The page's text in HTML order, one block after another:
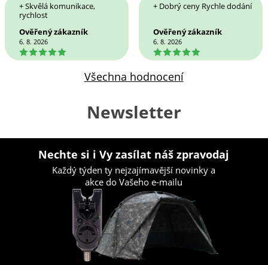
+ Skvělá komunikace,
rychlost
Ověřený zákazník
6. 8. 2026
5
+ Dobrý ceny Rychle dodání
Ověřený zákazník
6. 8. 2026
5
Všechna hodnocení
Newsletter
Nechte si i Vy zasílat náš zpravodaj
Každý týden ty nejzajímavější novinky a
akce do Vašeho e-mailu